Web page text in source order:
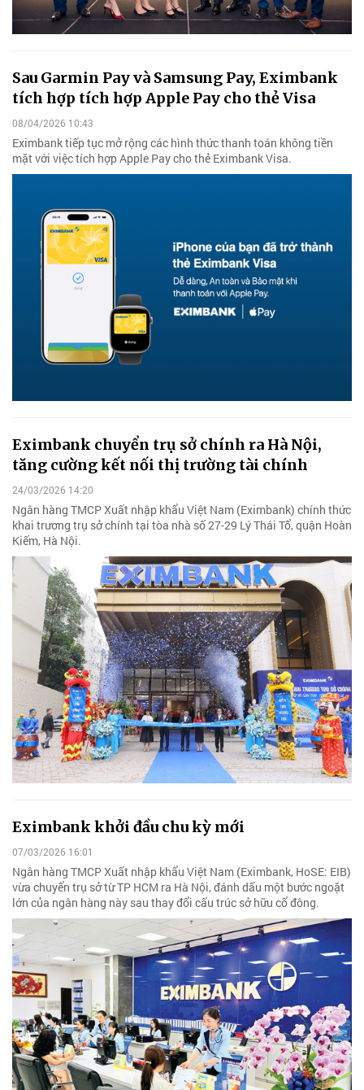
Sau Garmin Pay và Samsung Pay, Eximbank
tích hợp tích hợp Apple Pay cho thẻ Visa
08/04/2026 10:43
Eximbank tiếp tục mở rộng các hình thức thanh toán không tiền
mặt với việc tích hợp Apple Pay cho thẻ Eximbank Visa.
Eximbank chuyển trụ sở chính ra Hà Nội,
tăng cường kết nối thị trường tài chính
24/03/2026 14:20
Ngân hàng TMCP Xuất nhập khẩu Việt Nam (Eximbank) chính thức
khai trương trụ sở chính tại tòa nhà số 27-29 Lý Thái Tổ, quận Hoàn
Kiếm, Hà Nội.
Eximbank khởi đầu chu kỳ mới
07/03/2026 16:01
Ngân hàng TMCP Xuất nhập khẩu Việt Nam (Eximbank, HoSE: EIB)
vừa chuyển trụ sở từ TP HCM ra Hà Nội, đánh dấu một bước ngoặt
lớn của ngân hàng này sau thay đổi cấu trúc sở hữu cổ đông.